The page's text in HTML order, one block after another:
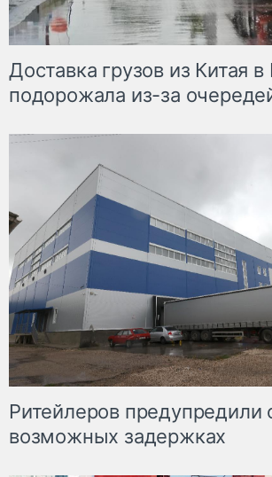
Доставка грузов из Китая
подорожала из-за
Ритейлеров предупредили
возможных задержках